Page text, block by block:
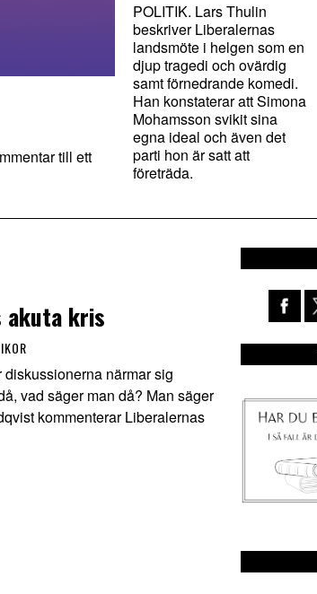
till ett
POLITIK. Lars Thulin
beskriver Liberalernas
landsmöte i helgen som en
djup tragedi och ovärdig
samt förnedrande komedi.
Han konstaterar att Simona
Mohamsson svikit sina
egna ideal och även det
parti hon är satt att
företräda.
akuta kris
diskussionerna närmar sig
vad säger man då? Man säger
kommenterar Liberalernas